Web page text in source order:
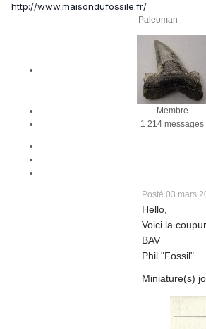
http://www.maisondufossile.fr/
Paleoman
Membre
1 214 messages
Posté 03 mars
Hello,
Voici la
BAV
Phil "Fossil".
Miniature(s)